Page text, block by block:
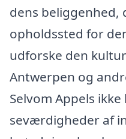
dens
opholdssted for
udforske den
Antwerpen og
Selvom Appels
seværdigheder af